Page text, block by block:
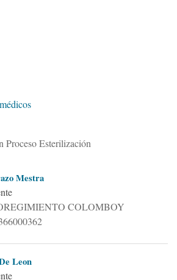
Proceso Esterilización
Mestra
COLOMBOY
Leon